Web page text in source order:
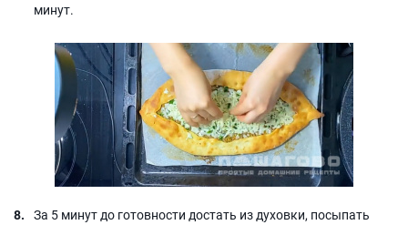
минут.
За 5 минут до готовности достать из духовки, посыпать